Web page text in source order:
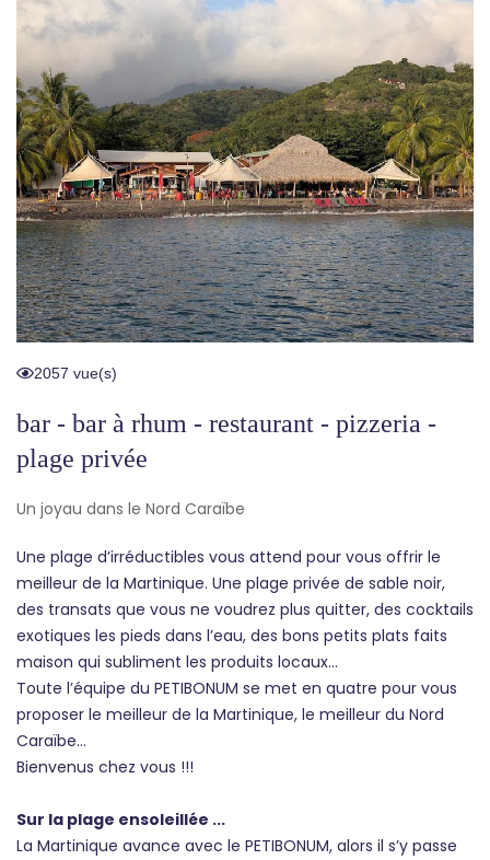
2057 vue(s)
bar - bar à rhum - restaurant - pizzeria -
plage privée
Un joyau dans le Nord Caraïbe
Une plage d’irréductibles vous attend pour vous offrir le
meilleur de la Martinique. Une plage privée de sable noir,
des transats que vous ne voudrez plus quitter, des cocktails
exotiques les pieds dans l’eau, des bons petits plats faits
maison qui subliment les produits locaux…
Toute l’équipe du PETIBONUM se met en quatre pour vous
proposer le meilleur de la Martinique, le meilleur du Nord
Caraïbe…
Bienvenus chez vous !!!
Sur la plage ensoleillée ...
La Martinique avance avec le PETIBONUM, alors il s’y passe